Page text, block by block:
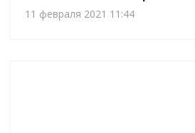
11 февраля 2021 11:44